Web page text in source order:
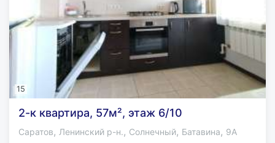
15
2-к квартира, 57м², этаж 6/10
Саратов, Ленинский р-н., Солнечный, Батавина, 9А